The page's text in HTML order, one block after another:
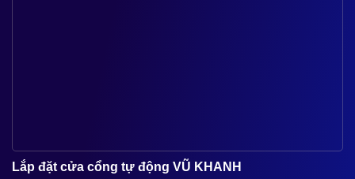
Lắp đặt cửa cổng tự động VŨ KHANH